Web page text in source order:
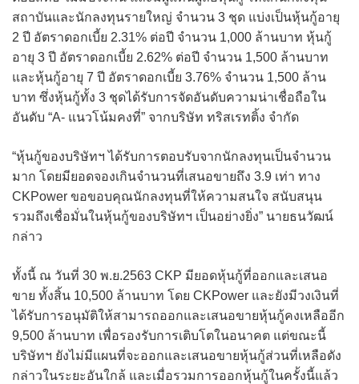
สถาบันและนักลงทุนรายใหญ่ จำนวน 3 ชุด แบ่งเป็นหุ้นกู้อายุ
2 ปี อัตราดอกเบี้ย 2.31% ต่อปี จำนวน 1,000 ล้านบาท หุ้นกู้
อายุ 3 ปี อัตราดอกเบี้ย 2.62% ต่อปี จำนวน 1,500 ล้านบาท
และหุ้นกู้อายุ 7 ปี อัตราดอกเบี้ย 3.76% จำนวน 1,500 ล้าน
บาท ซึ่งหุ้นกู้ทั้ง 3 ชุดได้รับการจัดอันดับความน่าเชื่อถือใน
อันดับ “A- แนวโน้มคงที่” จากบริษัท ทริสเรทติ้ง จำกัด
“หุ้นกู้ของบริษัทฯ ได้รับการตอบรับจากนักลงทุนเป็นจำนวน
มาก โดยมียอดจองเกินจำนวนที่เสนอขายถึง 3.9 เท่า ทาง
CKPower ขอขอบคุณนักลงทุนที่ให้ความสนใจ สนับสนุน
รวมถึงเชื่อมั่นในหุ้นกู้ของบริษัทฯ เป็นอย่างยิ่ง” นายธนวัฒน์
กล่าว
ทั้งนี้ ณ วันที่ 30 พ.ย.2563 CKP มียอดหุ้นกู้ที่ออกและเสนอ
ขาย ทั้งสิ้น 10,500 ล้านบาท โดย CKPower และยังมีวงเงินที่
ได้รับการอนุมัติให้สามารถออกและเสนอขายหุ้นกู้คงเหลืออีก
9,500 ล้านบาท เพื่อรองรับการเติบโตในอนาคต แต่ขณะนี้
บริษัทฯ ยังไม่มีแผนที่จะออกและเสนอขายหุ้นกู้ส่วนที่เหลือดัง
กล่าวในระยะอันใกล้ และเมื่อรวมการออกหุ้นกู้ในครั้งนี้แล้ว